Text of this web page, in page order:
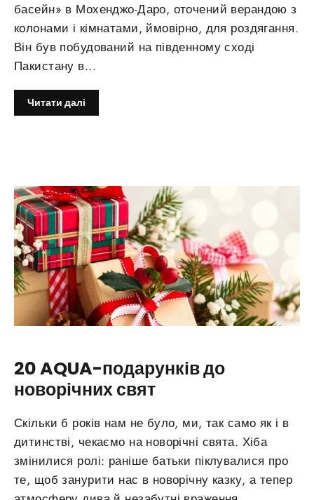
басейн» в Мохенджо-Даро, оточений верандою з
колонами і кімнатами, ймовірно, для роздягання.
Він був побудований на південному сході
Пакистану в...
Читати далі
20 AQUA-подарунків до
новорічних свят
Скільки б років нам не було, ми, так само як і в
дитинстві, чекаємо на новорічні свята. Хіба
змінилися ролі: раніше батьки піклувалися про
те, щоб занурити нас в новорічну казку, а тепер